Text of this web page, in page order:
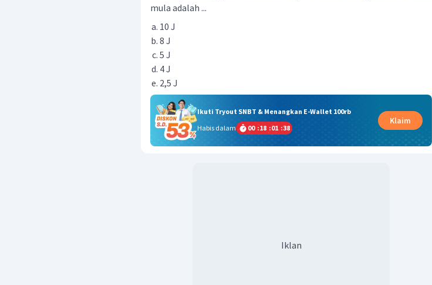
mula adalah ...
10 J
8 J
5 J
4 J
2,5 J
Ikuti Tryout SNBT & Menangkan E-Wallet 100rb
Habis dalam
00 :18 :01 :37
Klaim
Iklan